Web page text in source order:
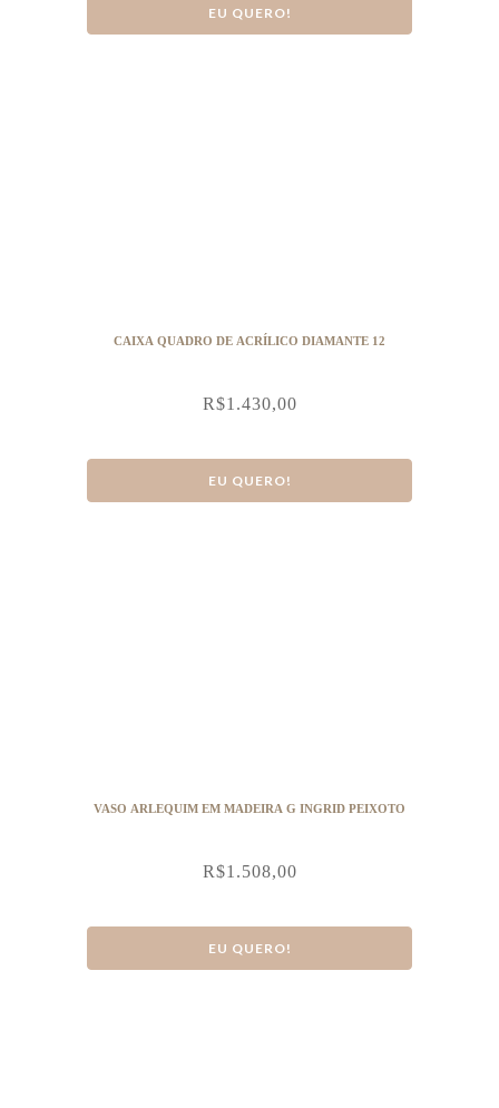
EU QUERO!
CAIXA QUADRO DE ACRÍLICO DIAMANTE 12
R$1.430,00
EU QUERO!
VASO ARLEQUIM EM MADEIRA G INGRID PEIXOTO
R$1.508,00
EU QUERO!